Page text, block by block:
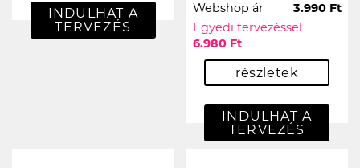
INDULHAT A
TERVEZÉS
Webshop ár
3.990 Ft
Egyedi tervezéssel
6.980 Ft
részletek
INDULHAT A
TERVEZÉS